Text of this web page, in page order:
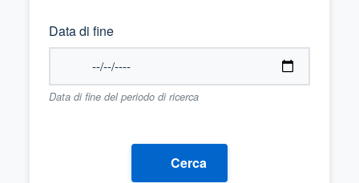
Data di fine
Data di fine del periodo di ricerca
Cerca